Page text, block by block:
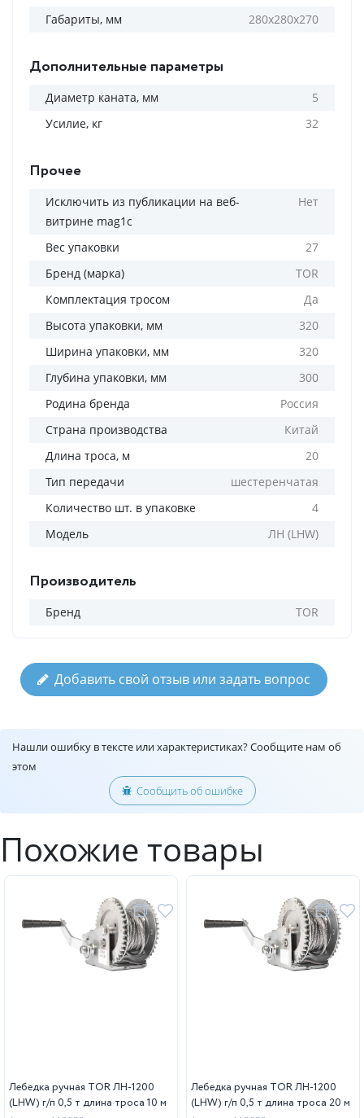
Габариты, мм 280x280x270
Дополнительные параметры
Диаметр каната, мм
5
Усилие, кг
32
Прочее
Исключить из публикации на веб-
витрине mag1c
Нет
Вес упаковки
27
Бренд (марка)
TOR
Комплектация тросом
Да
Высота упаковки, мм
320
Ширина упаковки, мм
320
Глубина упаковки, мм
300
Родина бренда
Россия
Страна производства
Китай
Длина троса, м
20
Тип передачи
шестеренчатая
Количество шт. в упаковке
4
Модель
ЛН (LHW)
Производитель
Бренд TOR
Добавить свой отзыв или задать вопрос
Нашли ошибку в тексте или характеристиках? Сообщите нам об
этом
Сообщить об ошибке
Похожие товары
Лебедка ручная TOR ЛН-1200
(LHW) г/п 0,5 т длина троса 10 м
Лебедка ручная TOR ЛН-1200
(LHW) г/п 0,5 т длина троса 20 м